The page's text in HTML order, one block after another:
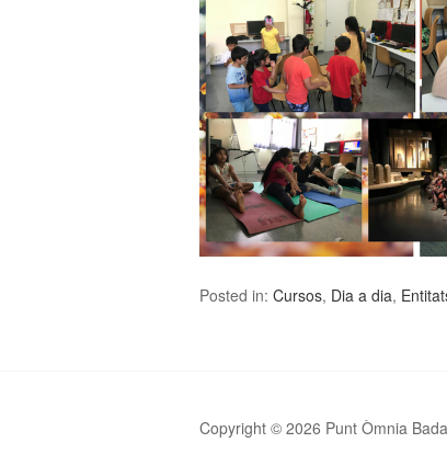
Posted in: Cursos, Dia a dia,
Copyright © 2026 Punt Òmnia